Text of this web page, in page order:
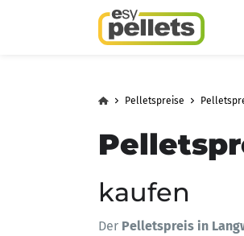
Pelletspreise
kaufen
Der Pelletspreis in